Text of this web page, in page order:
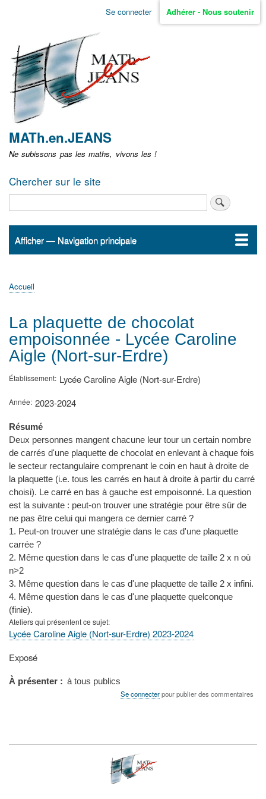
Aller
non
identifié
Se connecter Adhérer - Nous soutenir
MATh.en.JEANS
Ne subissons pas les maths, vivons les !
Chercher sur le site
Navigation
Afficher — Navigation principale
Accueil
ActualitésMATh.en.JEANS ?
Régions et Ateliers
Créer, gérer un atelier
Sujets/Publications
Congrès
d'Ariane
Accueil
La plaquette de chocolat
empoisonnée - Lycée Caroline
Aigle (Nort-sur-Erdre)
Établissement Lycée Caroline Aigle (Nort-sur-Erdre)
Année 2023-2024
Résumé
Deux personnes mangent chacune leur tour un certain nombre
de carrés d'une plaquette de chocolat en enlevant à chaque fois
le secteur rectangulaire comprenant le coin en haut à droite de
la plaquette (i.e. tous les carrés en haut à droite à partir du carré
choisi). Le carré en bas à gauche est empoisonné. La question
est la suivante : peut-on trouver une stratégie pour être sûr de
ne pas être celui qui mangera ce dernier carré ?
1. Peut-on trouver une stratégie dans le cas d'une plaquette
carrée ?
2. Même question dans le cas d'une plaquette de taille 2 x n où
n>2
3. Même question dans le cas d'une plaquette de taille 2 x infini.
4. Même question dans le cas d'une plaquette quelconque
(finie).
Ateliers qui présentent ce sujet
Lycée Caroline Aigle (Nort-sur-Erdre) 2023-2024
Type
présentation
Exposé
À présenter à tous publics
Se connecterpour publier des commentaires